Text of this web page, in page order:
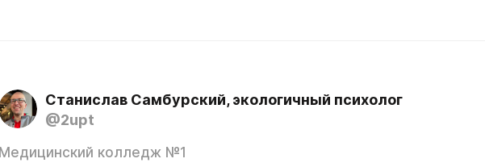
Станислав Самбурский, экологичный психолог
@2upt
Медицинский колледж №1